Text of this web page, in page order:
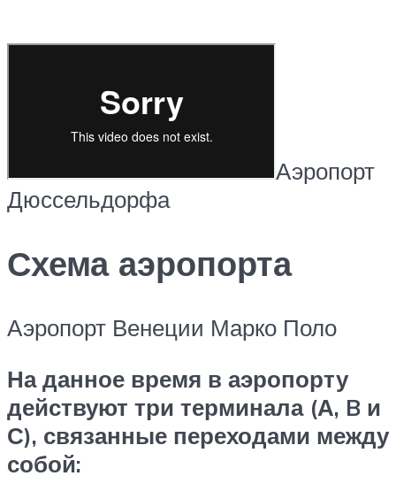
Аэропорт
Дюссельдорфа
Схема аэропорта
Аэропорт Венеции Марко Поло
На данное время в аэропорту
действуют три терминала (А, B и
С), связанные переходами между
собой: